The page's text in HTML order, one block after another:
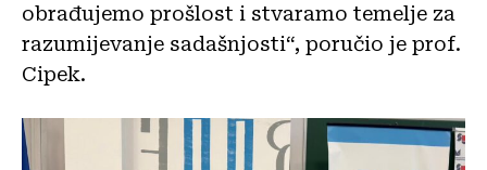
obrađujemo prošlost i stvaramo temelje za
razumijevanje sadašnjosti“, poručio je prof.
Cipek.